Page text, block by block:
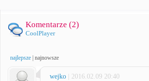
Komentarze (2)
CoolPlayer
najlepsze najnowsze
wejko | 2016.02.09 20:40